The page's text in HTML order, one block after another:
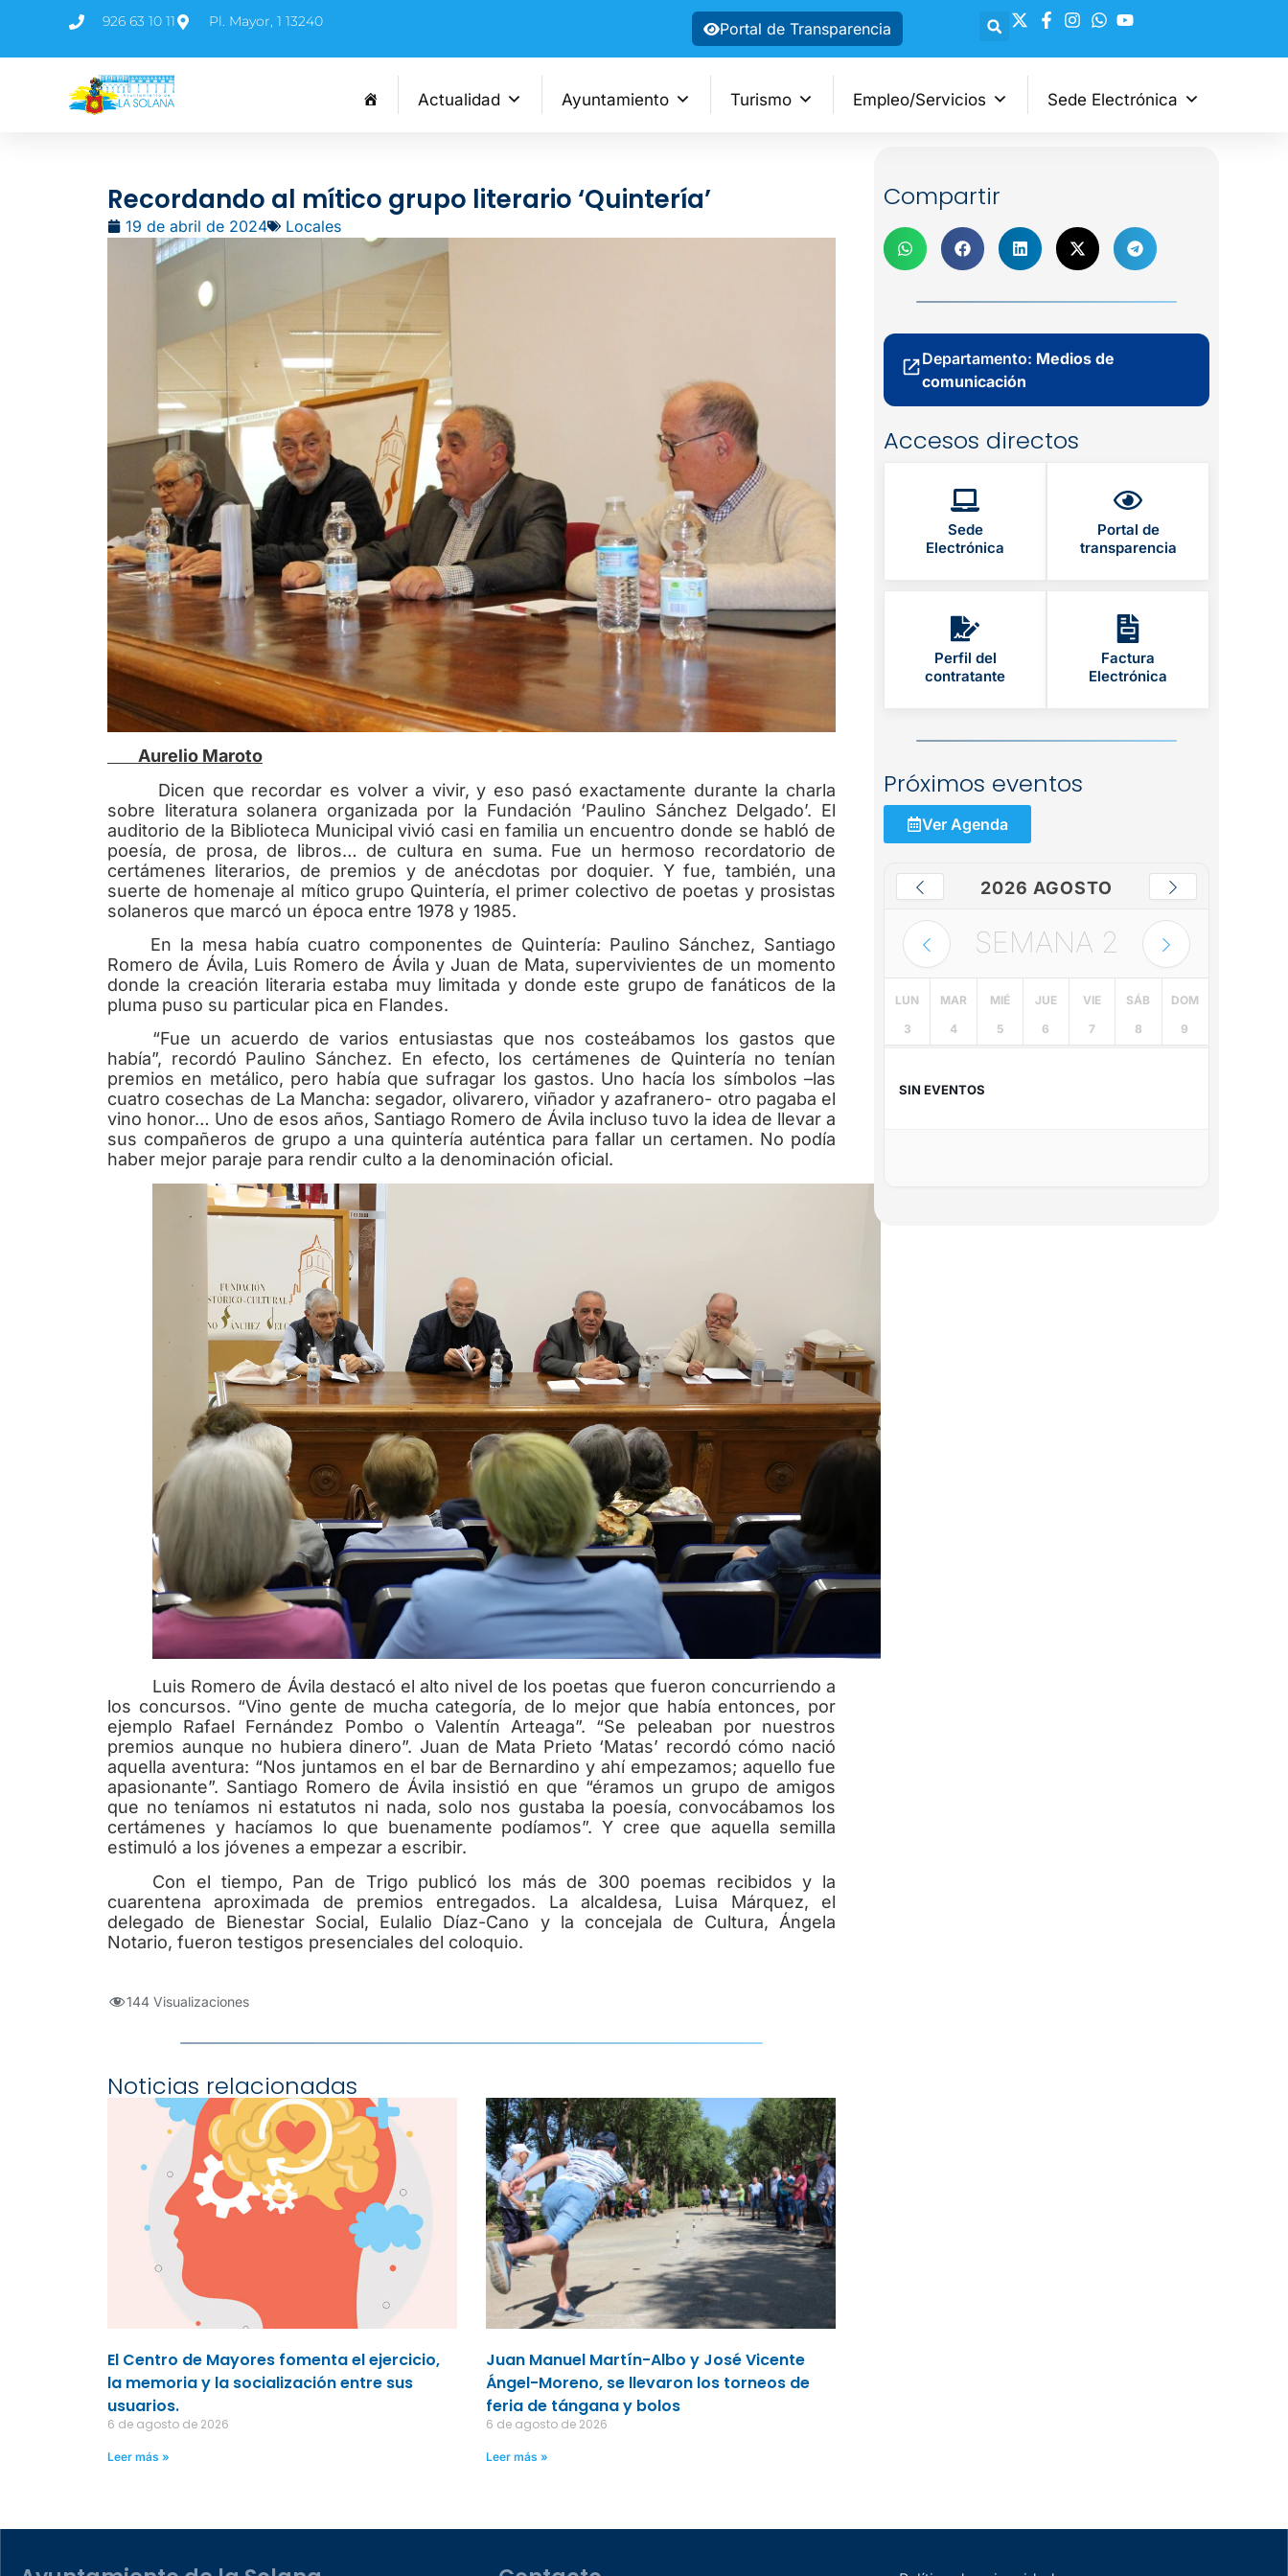
926 63 10 11 Pl. Mayor, 1 13240 Portal de Transparencia
Actualidad Ayuntamiento Turismo Empleo/Servicios Sede Electrónica
Recordando al mítico grupo literario ‘Quintería’
19 de abril de 2024 Locales
Aurelio Maroto
Dicen que recordar es volver a vivir, y eso pasó exactamente durante la charla
sobre literatura solanera organizada por la Fundación ‘Paulino Sánchez Delgado’. El
auditorio de la Biblioteca Municipal vivió casi en familia un encuentro donde se habló de
poesía, de prosa, de libros… de cultura en suma. Fue un hermoso recordatorio de
certámenes literarios, de premios y de anécdotas por doquier. Y fue, también, una
suerte de homenaje al mítico grupo Quintería, el primer colectivo de poetas y prosistas
solaneros que marcó un época entre 1978 y 1985.
En la mesa había cuatro componentes de Quintería: Paulino Sánchez, Santiago
Romero de Ávila, Luis Romero de Ávila y Juan de Mata, supervivientes de un momento
donde la creación literaria estaba muy limitada y donde este grupo de fanáticos de la
pluma puso su particular pica en Flandes.
“Fue un acuerdo de varios entusiastas que nos costeábamos los gastos que
había”, recordó Paulino Sánchez. En efecto, los certámenes de Quintería no tenían
premios en metálico, pero había que sufragar los gastos. Uno hacía los símbolos –las
cuatro cosechas de La Mancha: segador, olivarero, viñador y azafranero- otro pagaba el
vino honor… Uno de esos años, Santiago Romero de Ávila incluso tuvo la idea de llevar a
sus compañeros de grupo a una quintería auténtica para fallar un certamen. No podía
haber mejor paraje para rendir culto a la denominación oficial.
Luis Romero de Ávila destacó el alto nivel de los poetas que fueron concurriendo a
los concursos. “Vino gente de mucha categoría, de lo mejor que había entonces, por
ejemplo Rafael Fernández Pombo o Valentín Arteaga”. “Se peleaban por nuestros
premios aunque no hubiera dinero”. Juan de Mata Prieto ‘Matas’ recordó cómo nació
aquella aventura: “Nos juntamos en el bar de Bernardino y ahí empezamos; aquello fue
apasionante”. Santiago Romero de Ávila insistió en que “éramos un grupo de amigos
que no teníamos ni estatutos ni nada, solo nos gustaba la poesía, convocábamos los
certámenes y hacíamos lo que buenamente podíamos”. Y cree que aquella semilla
estimuló a los jóvenes a empezar a escribir.
Con el tiempo, Pan de Trigo publicó los más de 300 poemas recibidos y la
cuarentena aproximada de premios entregados. La alcaldesa, Luisa Márquez, el
delegado de Bienestar Social, Eulalio Díaz-Cano y la concejala de Cultura, Ángela
Notario, fueron testigos presenciales del coloquio.
144 Visualizaciones
Noticias relacionadas
El Centro de Mayores fomenta el ejercicio,
la memoria y la socialización entre sus
usuarios.
6 de agosto de 2026
Leer más »
Juan Manuel Martín-Albo y José Vicente
Ángel-Moreno, se llevaron los torneos de
feria de tángana y bolos
6 de agosto de 2026
Leer más »
Compartir
Departamento: Medios de
comunicación
Accesos directos
Sede
Electrónica
Portal de
transparencia
Perfil del
contratante
Factura
Electrónica
Próximos eventos
Ver Agenda
2026 AGOSTO
SEMANA 2
LUN
3
MAR
4
MIÉ
5
JUE
6
VIE
7
SÁB
8
DOM
9
SIN EVENTOS